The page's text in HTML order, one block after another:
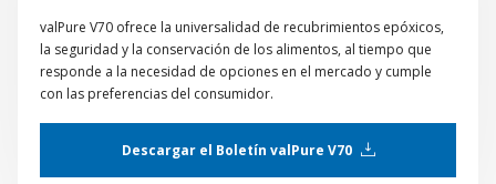
valPure V70 ofrece la universalidad de recubrimientos epóxicos,
la seguridad y la conservación de los alimentos, al tiempo que
responde a la necesidad de opciones en el mercado y cumple
con las preferencias del consumidor.
Descargar el Boletín valPure V70